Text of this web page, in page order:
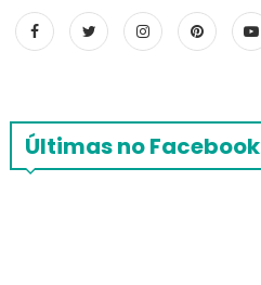
Últimas no Facebook